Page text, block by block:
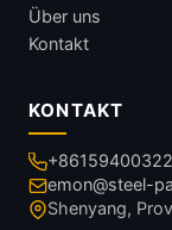
Über uns
Kontakt
KONTAKT
emon@steel-
Shenyang,